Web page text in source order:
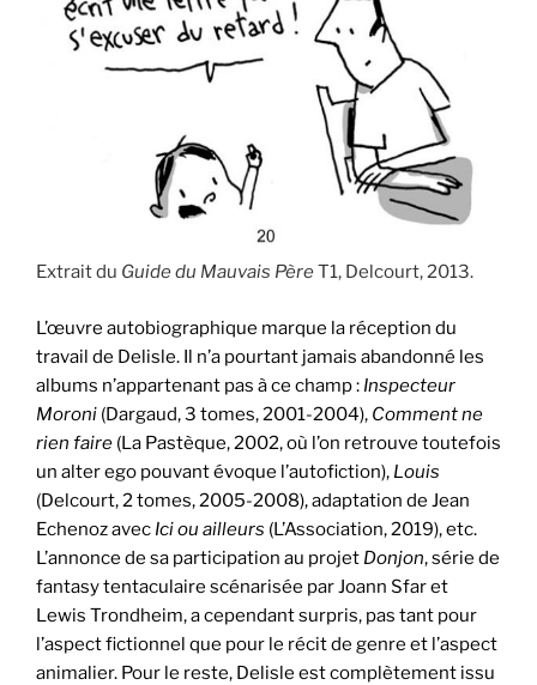
Extrait du Guide du Mauvais PèreT1, Delcourt, 2013.
L’œuvre autobiographique marque la réception du
travail de Delisle. Il n’a pourtant jamais abandonné les
albums n’appartenant pas à ce champ : Inspecteur
Moroni (Dargaud, 3 tomes, 2001-2004), Comment ne
rien faire (La Pastèque, 2002, où l’on retrouve toutefois
un alter ego pouvant évoque l’autofiction), Louis
(Delcourt, 2 tomes, 2005-2008), adaptation de Jean
Echenoz avec Ici ou ailleurs (L’Association, 2019), etc.
L’annonce de sa participation au projet Donjon, série de
fantasy tentaculaire scénarisée par Joann Sfar et
Lewis Trondheim, a cependant surpris, pas tant pour
l’aspect fictionnel que pour le récit de genre et l’aspect
animalier. Pour le reste, Delisle est complètement issu